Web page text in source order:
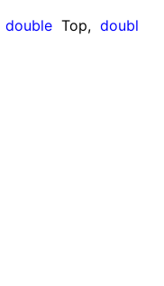
double Top, doubl